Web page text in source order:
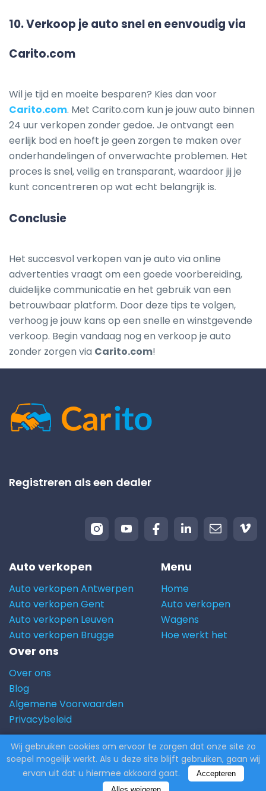
10.Verkoop je auto snel en eenvoudig via
Carito.com
Wil je tijd en moeite besparen? Kies dan voor
Carito.com. Met Carito.com kun je jouw auto binnen
24 uur verkopen zonder gedoe. Je ontvangt een
eerlijk bod en hoeft je geen zorgen te maken over
onderhandelingen of onverwachte problemen. Het
proces is snel, veilig en transparant, waardoor jij je
kunt concentreren op wat echt belangrijk is.
Conclusie
Het succesvol verkopen van je auto via online
advertenties vraagt om een goede voorbereiding,
duidelijke communicatie en het gebruik van een
betrouwbaar platform. Door deze tips te volgen,
verhoog je jouw kans op een snelle en winstgevende
verkoop. Begin vandaag nog en verkoop je auto
zonder zorgen via Carito.com!
Registreren als een dealer
Auto verkopen
Auto verkopen Antwerpen
Auto verkopen Gent
Auto verkopen Leuven
Auto verkopen Brugge
Menu
Home
Auto verkopen
Wagens
Hoe werkt het
Over ons
Over ons
Blog
Algemene Voorwaarden
Privacybeleid
© 2026 Carito.com. | Alle rechten voorbehouden |
Powered byCodiCo.io
Wij gebruiken cookies om ervoor te zorgen dat onze site zo
soepel mogelijk werkt. Als u deze site blijft gebruiken, gaan wij
ervan uit dat u hiermee akkoord gaat.
Accepteren